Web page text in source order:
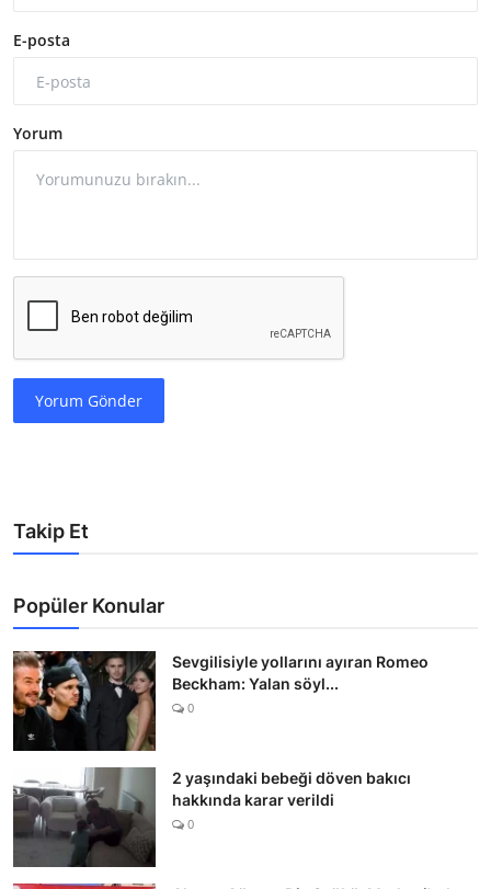
E-posta
Yorum
Yorum Gönder
Takip Et
Popüler Konular
Sevgilisiyle yollarını ayıran Romeo
Beckham: Yalan söyl...
0
2 yaşındaki bebeği döven bakıcı
hakkında karar verildi
0